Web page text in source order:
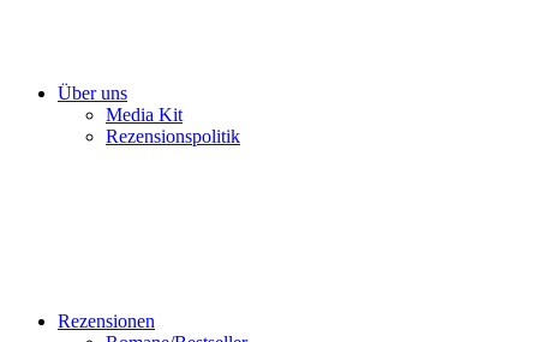
Über uns
Media Kit
Rezensionspolitik
Rezensionen